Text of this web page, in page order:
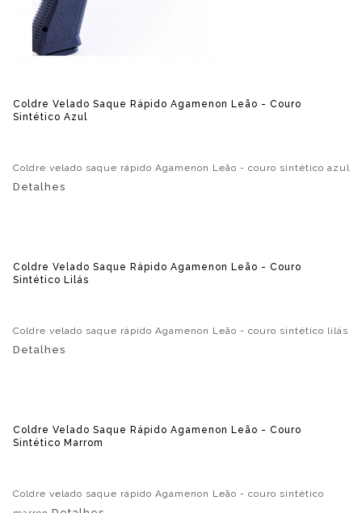
Coldre Velado Saque Rápido Agamenon Leão - Couro
Sintético Azul
Coldre velado saque rápido Agamenon Leão - couro sintético azul
Detalhes
Coldre Velado Saque Rápido Agamenon Leão - Couro
Sintético Lilás
Coldre velado saque rápido Agamenon Leão - couro sintético lilás
Detalhes
Coldre Velado Saque Rápido Agamenon Leão - Couro
Sintético Marrom
Coldre velado saque rápido Agamenon Leão - couro sintético